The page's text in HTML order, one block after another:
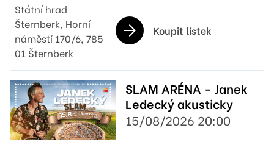
Státní hrad
Šternberk, Horní
náměstí 170/6, 785
01 Šternberk
Koupit lístek
SLAM ARÉNA - Janek
Ledecký akusticky
15/08/2026 20:00